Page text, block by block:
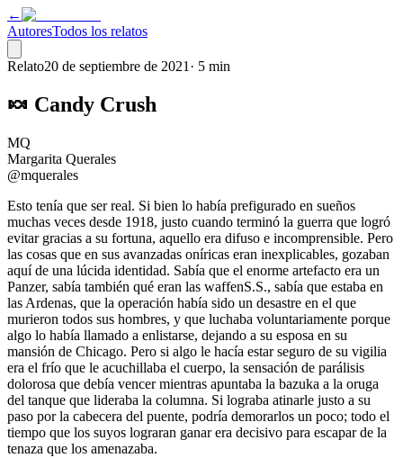
←
AutoresTodos los relatos
Relato20 de septiembre de 2021 · 5 min
🍬 Candy Crush
MQ
Margarita Querales
@mquerales
Esto tenía que ser real. Si bien lo había prefigurado en sueños
muchas veces desde 1918, justo cuando terminó la guerra que logró
evitar gracias a su fortuna, aquello era difuso e incomprensible. Pero
las cosas que en sus avanzadas oníricas eran inexplicables, gozaban
aquí de una lúcida identidad. Sabía que el enorme artefacto era un
Panzer, sabía también qué eran las waffenS.S., sabía que estaba en
las Ardenas, que la operación había sido un desastre en el que
murieron todos sus hombres, y que luchaba voluntariamente porque
algo lo había llamado a enlistarse, dejando a su esposa en su
mansión de Chicago. Pero si algo le hacía estar seguro de su vigilia
era el frío que le acuchillaba el cuerpo, la sensación de parálisis
dolorosa que debía vencer mientras apuntaba la bazuka a la oruga
del tanque que lideraba la columna. Si lograba atinarle justo a su
paso por la cabecera del puente, podría demorarlos un poco; todo el
tiempo que los suyos lograran ganar era decisivo para escapar de la
tenaza que los amenazaba.